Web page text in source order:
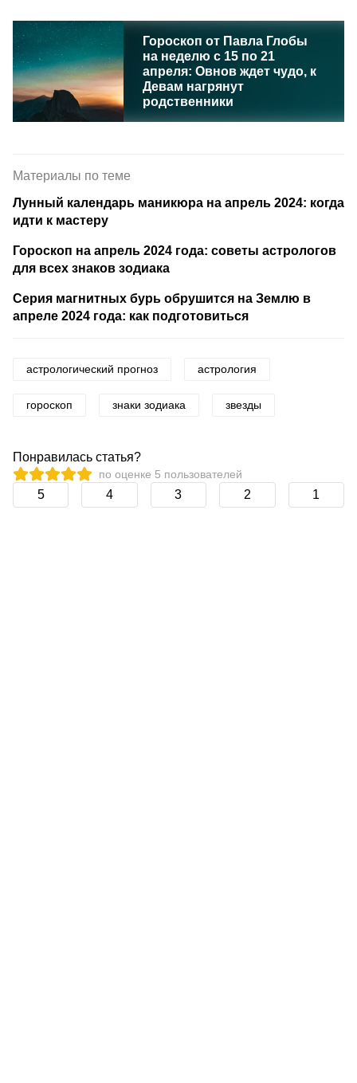
Гороскоп от Павла Глобы
на неделю с 15 по 21
апреля: Овнов ждет чудо, к
Девам нагрянут
родственники
Материалы по теме
Лунный календарь маникюра на апрель 2024: когда
идти к мастеру
Гороскоп на апрель 2024 года: советы астрологов
для всех знаков зодиака
Серия магнитных бурь обрушится на Землю в
апреле 2024 года: как подготовиться
астрологический прогноз астрология
гороскоп знаки зодиака звезды
Понравилась статья?
по оценке 5 пользователей
5 4 3 2 1